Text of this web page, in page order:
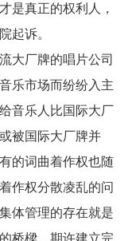
是真正的权利人，
起诉。
大厂牌的唱片公司
乐市场而纷纷入主
音乐人比国际大厂
被国际大厂牌并
的词曲着作权也随
作权分散凌乱的问
体管理的存在就是
桥樑，期许建立完